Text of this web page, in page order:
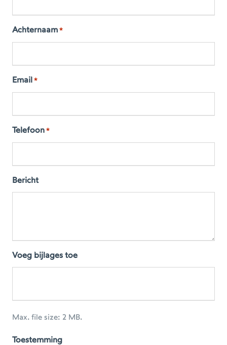
Achternaam *
Email *
Telefoon *
Bericht
Voeg bijlages toe
Max. file size: 2 MB.
Toestemming